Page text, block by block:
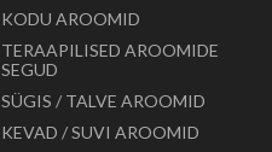
KODU AROOMID
TERAAPILISED AROOMIDE
SEGUD
SÜGIS / TALVE AROOMID
KEVAD / SUVI AROOMID